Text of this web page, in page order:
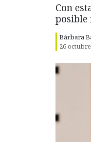
Con
posible
Bárbara
26